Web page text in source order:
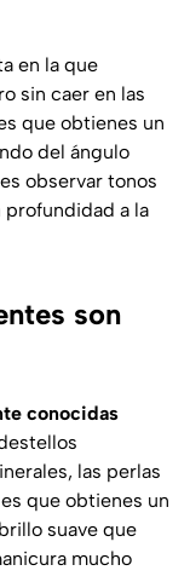
en la que
sin caer en las
que obtienes un
del ángulo
observar tonos
profundidad a la
son
conocidas
las perlas
que obtienes un
suave que
mucho